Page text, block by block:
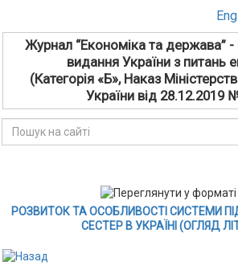
Журнал “Економіка та держава”
видання України з питань
(Категорія «Б», Наказ
України від 28.12.2019
РОЗВИТОК ТА ОСОБЛИВОСТІ СИСТЕМИ
СЕСТЕР В УКРАЇНІ (ОГЛЯД